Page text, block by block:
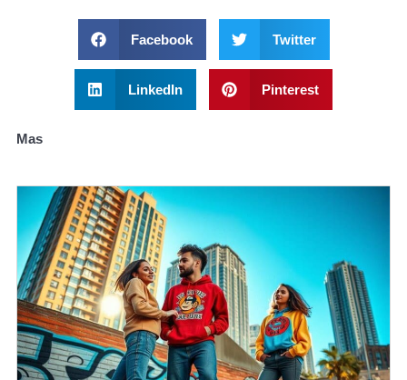
Facebook Twitter
LinkedIn Pinterest
Mas